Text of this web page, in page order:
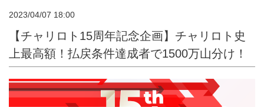
2023/04/07 18:00
【チャリロト15周年記念企画】チャリロト史
上最高額！払戻条件達成者で1500万山分け！